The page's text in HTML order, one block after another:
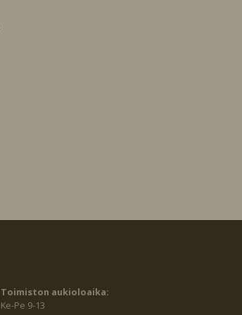
Toimiston aukioloaika:
Ke-Pe 9-13